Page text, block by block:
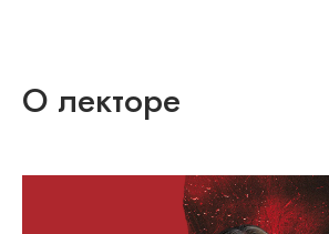
О лекторе